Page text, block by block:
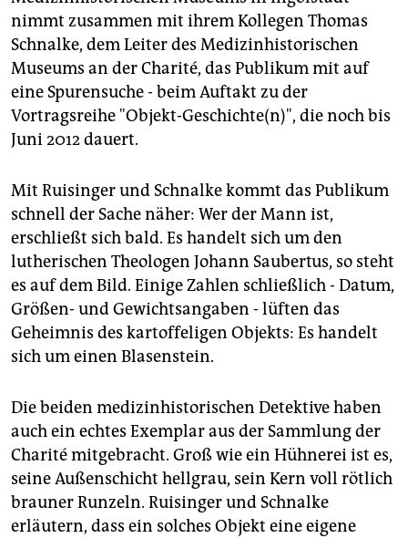
nimmt zusammen mit ihrem Kollegen Thomas
Schnalke, dem Leiter des Medizinhistorischen
Museums an der Charité, das Publikum mit auf
eine Spurensuche - beim Auftakt zu der
Vortragsreihe "Objekt-Geschichte(n)", die noch bis
Juni 2012 dauert.
Mit Ruisinger und Schnalke kommt das Publikum
schnell der Sache näher: Wer der Mann ist,
erschließt sich bald. Es handelt sich um den
lutherischen Theologen Johann Saubertus, so steht
es auf dem Bild. Einige Zahlen schließlich - Datum,
Größen- und Gewichtsangaben - lüften das
Geheimnis des kartoffeligen Objekts: Es handelt
sich um einen Blasenstein.
Die beiden medizinhistorischen Detektive haben
auch ein echtes Exemplar aus der Sammlung der
Charité mitgebracht. Groß wie ein Hühnerei ist es,
seine Außenschicht hellgrau, sein Kern voll rötlich
brauner Runzeln. Ruisinger und Schnalke
erläutern, dass ein solches Objekt eine eigene